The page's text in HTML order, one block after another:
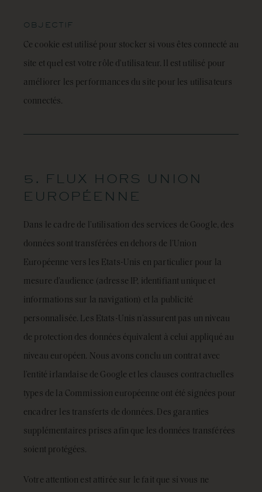
OBJECTIF
Ce cookie est utilisé pour stocker si vous êtes connecté au
site et quel est votre rôle d'utilisateur. Il est utilisé pour
améliorer les performances du site pour les utilisateurs
connectés.
5. FLUX HORS UNION
EUROPÉENNE
Dans le cadre de l’utilisation des services de Google, des
données sont transférées en dehors de l’Union
Européenne vers les Etats-Unis en particulier pour la
mesure d’audience (adresse IP, identifiant unique et
informations sur la navigation) et la publicité
personnalisée. Les Etats-Unis n’assurent pas un niveau
de protection des données équivalent à celui appliqué au
niveau européen. Nous avons conclu un contrat avec
l’entité irlandaise de Google et les clauses contractuelles
types de la Commission européenne ont été signées pour
encadrer les transferts de données. Des garanties
supplémentaires prises afin que les données transférées
soient protégées.
Votre attention est attirée sur le fait que si vous ne